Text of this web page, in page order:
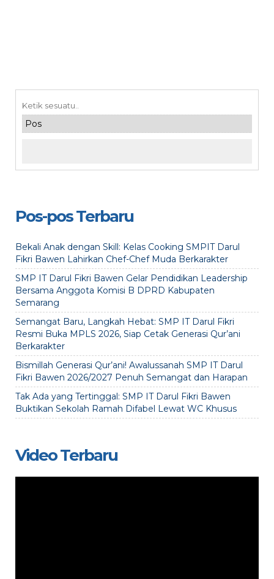
Pos-pos Terbaru
Bekali Anak dengan Skill: Kelas Cooking SMPIT Darul
Fikri Bawen Lahirkan Chef-Chef Muda Berkarakter
SMP IT Darul Fikri Bawen Gelar Pendidikan Leadership
Bersama Anggota Komisi B DPRD Kabupaten
Semarang
Semangat Baru, Langkah Hebat: SMP IT Darul Fikri
Resmi Buka MPLS 2026, Siap Cetak Generasi Qur’ani
Berkarakter
Bismillah Generasi Qur’ani! Awalussanah SMP IT Darul
Fikri Bawen 2026/2027 Penuh Semangat dan Harapan
Tak Ada yang Tertinggal: SMP IT Darul Fikri Bawen
Buktikan Sekolah Ramah Difabel Lewat WC Khusus
Video Terbaru